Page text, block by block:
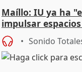
Maíllo: IU ya ha
impulsar
Sonido